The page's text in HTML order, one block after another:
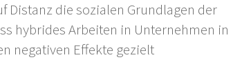
Distanz die sozialen Grundlagen der
hybrides Arbeiten in Unternehmen in
negativen Effekte gezielt